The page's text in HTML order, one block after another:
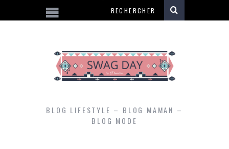
BLOG LIFESTYLE – BLOG MAMAN –
BLOG MODE